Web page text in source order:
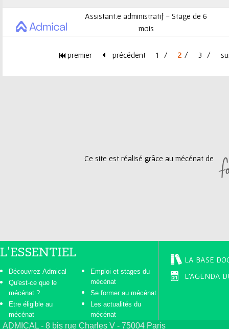
Assistant.e administratif - Stage de 6
mois
premier précédent 1 2 3
Ce site est réalisé grâce au mécénat de
L'ESSENTIEL
Découvrez Admical
Qu'est-ce que le
mécénat ?
Etre éligible au
mécénat
Emploi et stages du
mécénat
Se former au mécénat
Les actualités du
mécénat
LA BASE
L'AGENDA
ADMICAL - 8 bis rue Charles V - 75004 Paris